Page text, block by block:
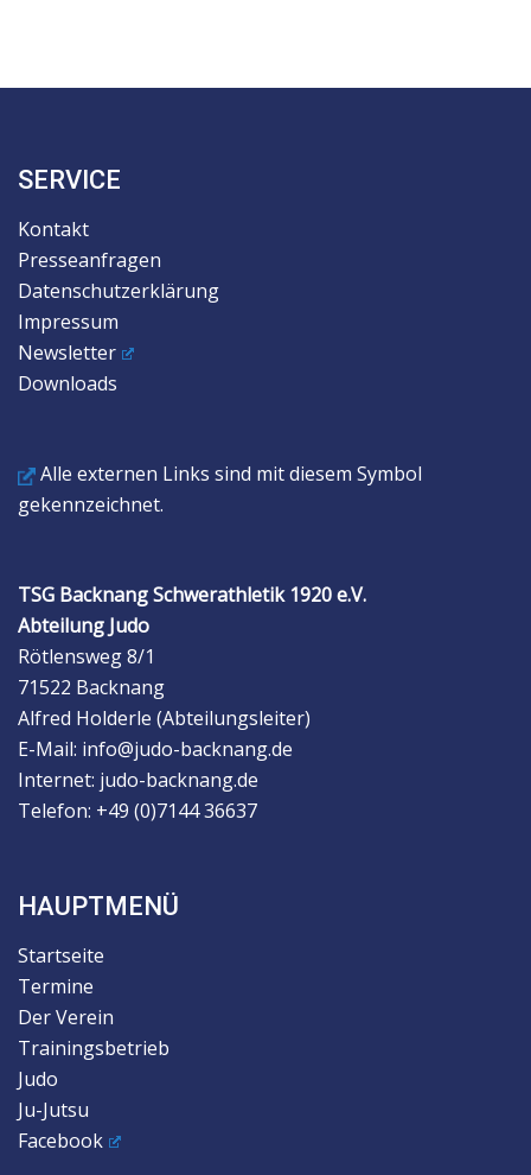
SERVICE
Kontakt
Presseanfragen
Datenschutzerklärung
Impressum
Newsletter
Downloads
Alle externen Links sind mit diesem Symbol
gekennzeichnet.
TSG Backnang Schwerathletik 1920 e.V.
Abteilung Judo
Rötlensweg 8/1
71522 Backnang
Alfred Holderle (Abteilungsleiter)
E-Mail: info@judo-backnang.de
Internet: judo-backnang.de
Telefon: +49 (0)7144 36637
HAUPTMENÜ
Startseite
Termine
Der Verein
Trainingsbetrieb
Judo
Ju-Jutsu
Facebook